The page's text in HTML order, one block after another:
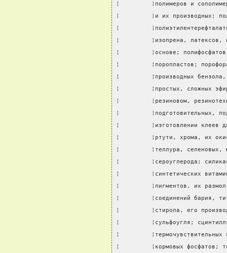
¦         ¦полимеров и
¦         ¦и их производных;
¦
¦         ¦изопрена, латексов,
¦         ¦основе;
¦         ¦поропластов;
¦         ¦производных бензола,
¦         ¦простых, сложных
¦         ¦резиновом,
¦         ¦подготовительных,
¦         ¦изготовлении клеев
¦         ¦ртути, хрома, их
¦         ¦теллура, селеновых,
¦         ¦сероуглерода;
¦         ¦синтетических
¦         ¦пигментов, их
¦         ¦соединений бария,
¦         ¦стирола, его
¦         ¦сульфоугля;
¦         ¦термочувствительных
¦         ¦кормовых фосфатов;